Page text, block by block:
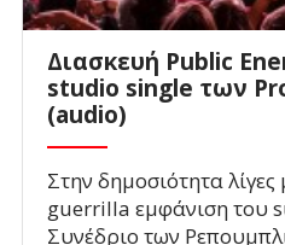
Διασκευή Public
studio single των
(audio)
Στην δημοσιότητα
guerrilla εμφάνιση του
Συνέδριο των